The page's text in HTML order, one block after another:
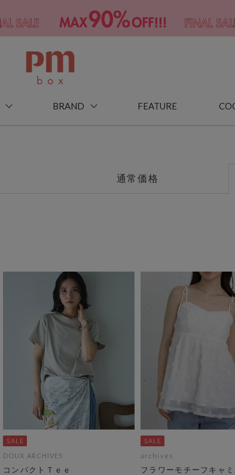
BRAND FEATURE
通常価格
DOUX ARCHIVES
コンパクトＴｅｅ
archives
フラワーモチーフキャ